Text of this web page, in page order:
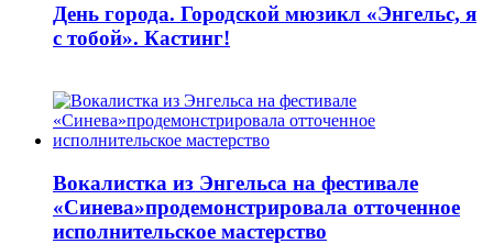
День города. Городской мюзикл «Энгельс, я
с тобой». Кастинг!
Вокалистка из Энгельса на фестивале
«Синева»продемонстрировала отточенное
исполнительское мастерство